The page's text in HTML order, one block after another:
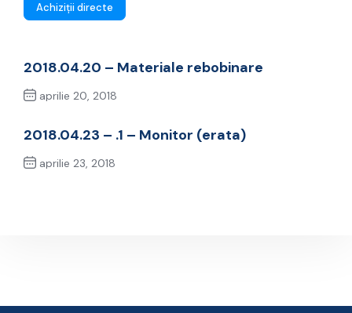
Achiziții directe
2018.04.20 – Materiale rebobinare
aprilie 20, 2018
2018.04.23 – .1 – Monitor (erata)
aprilie 23, 2018